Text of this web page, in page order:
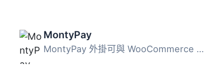
MontyPay
MontyPay 外掛可與 WooCommerce 整合，讓商家安全地透過 Mont...